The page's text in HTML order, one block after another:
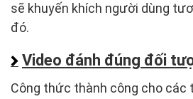
sẽ khuyến khích người dùng
đó.
Video đánh đúng đối
Công thức thành công cho các